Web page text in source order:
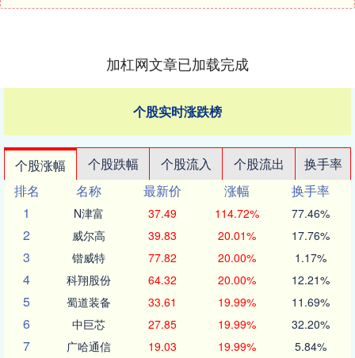
加杠网文章已加载完成
个股实时涨跌榜
个股涨幅 个股跌幅 个股流入 个股流出
换手率
排名
名称 最新价 涨幅
换手率
1
N津富 37.49 114.72% 77.46%
2 威尔高 39.83 20.01% 17.76%
3 锴威特 77.82 20.00% 1.17%
4 科翔股份 64.32 20.00% 12.21%
5 蜀道装备 33.61 19.99% 11.69%
6 中巨芯 27.85 19.99% 32.20%
7 广哈通信 19.03 19.99% 5.84%